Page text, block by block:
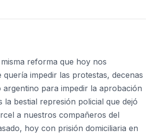
reforma que hoy nos
impedir las protestas, decenas
para impedir la aprobación
la bestial represión policial que dejó
a nuestros compañeros del
hoy con prisión domiciliaria en